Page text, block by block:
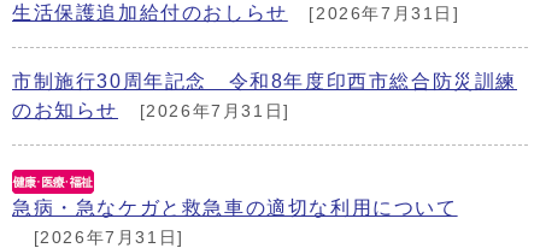
生活保護追加給付のおしらせ [2026年7月31日]
市制施行30周年記念 令和8年度印西市総合防災訓練
のお知らせ
[2026年7月31日]
急病・急なケガと救急車の適切な利用について
[2026年7月31日]